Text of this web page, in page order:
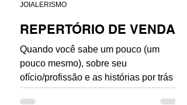
REPERTÓRIO DE VENDA
Quando você sabe um pouco (um
pouco mesmo), sobre seu
ofício/profissão e as histórias por trás
dele, vc cria o que eu chamo de
JOIALERISMO